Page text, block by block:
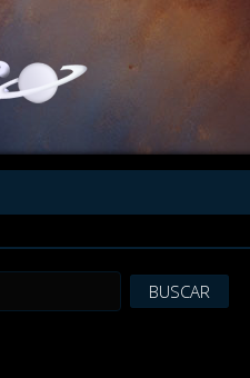
BUSCAR